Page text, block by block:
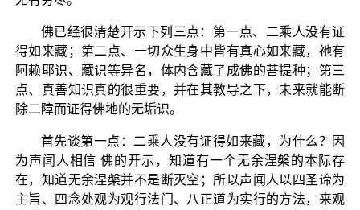
佛已经很清楚开示下列三点：第一点、二乘人没有证
得如来藏；第二点、一切众生身中皆有真心如来藏，祂有
阿赖耶识、藏识等异名，体内含藏了成佛的菩提种；第三
点、真善知识真的很重要，并在其教导之下，未来就能断
除二障而证得佛地的无垢识。
首先谈第一点：二乘人没有证得如来藏，为什么？因
为声闻人相信 佛的开示，知道有一个无余涅槃的本际存
在，知道无余涅槃并不是断灭空；所以声闻人以四圣谛为
主旨、四念处观为观行法门、八正道为实行的方法，来观